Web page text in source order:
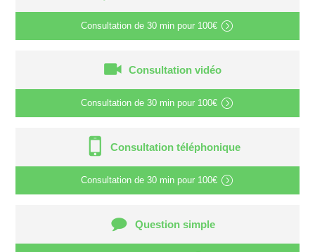
Consultation de 30 min pour 100€
Consultation vidéo
Consultation de 30 min pour 100€
Consultation téléphonique
Consultation de 30 min pour 100€
Question simple